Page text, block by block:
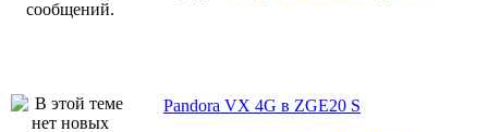
Pandora VX 4G в ZGE20 S